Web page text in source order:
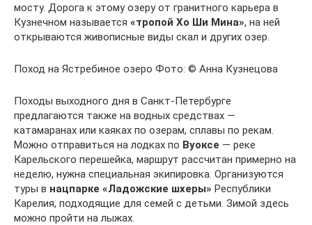
мосту. Дорога к этому озеру от гранитного карьера в
Кузнечном называется «тропой Хо Ши Мина», на ней
открываются живописные виды скал и других озер.
Поход на Ястребиное озеро Фото: © Анна Кузнецова
Походы выходного дня в Санкт-Петербурге
предлагаются также на водных средствах —
катамаранах или каяках по озерам, сплавы по рекам.
Можно отправиться на лодках по Вуоксе — реке
Карельского перешейка, маршрут рассчитан примерно на
неделю, нужна специальная экипировка. Организуются
туры в нацпарке «Ладожские шхеры» Республики
Карелия, подходящие для семей с детьми. Зимой здесь
можно пройти на лыжах.